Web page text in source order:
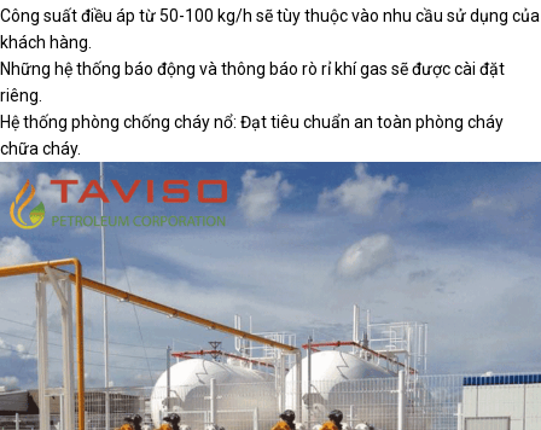
Công suất điều áp từ 50-100 kg/h sẽ tùy thuộc vào nhu cầu sử dụng của
khách hàng.
Những hệ thống báo động và thông báo rò rỉ khí gas sẽ được cài đặt
riêng.
Hệ thống phòng chống cháy nổ: Đạt tiêu chuẩn an toàn phòng cháy
chữa cháy.